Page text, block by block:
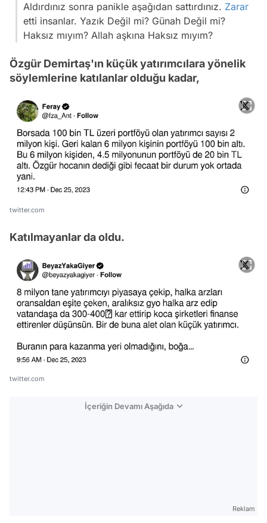
Aldırdınız sonra panikle aşağıdan sattırdınız. Zarar
etti insanlar. Yazık Değil mi? Günah Değil mi?
Haksız mıyım? Allah aşkına Haksız mıyım?
Özgür Demirtaş'ın küçük yatırımcılara yönelik
söylemlerine katılanlar olduğu kadar,
twitter.com
Katılmayanlar da oldu.
twitter.com
İçeriğin Devamı Aşağıda
Reklam